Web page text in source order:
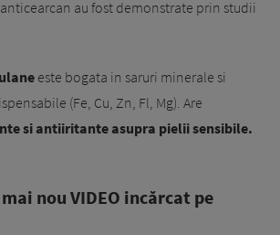
au fost demonstrate prin studii
este bogata in saruri minerale si
(Fe, Cu, Zn, Fl, Mg). Are
si antiiritante asupra pielii sensibile.
nou VIDEO incărcat pe